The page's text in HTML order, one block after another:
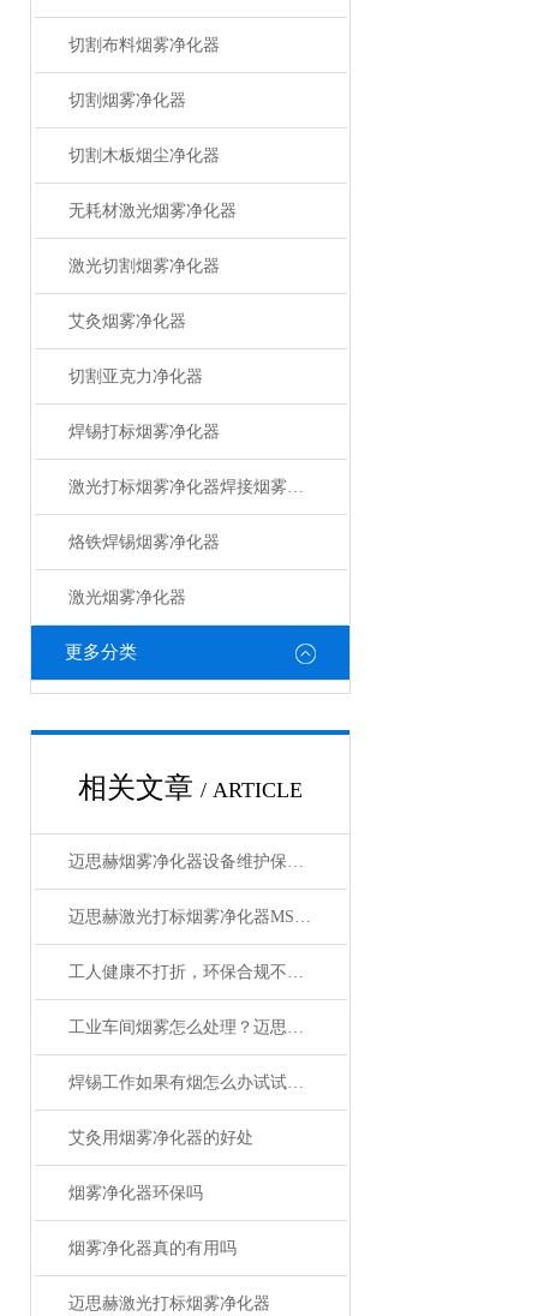
切割布料烟雾净化器
切割烟雾净化器
切割木板烟尘净化器
无耗材激光烟雾净化器
激光切割烟雾净化器
艾灸烟雾净化器
切割亚克力净化器
焊锡打标烟雾净化器
激光打标烟雾净化器焊接烟雾净化器
烙铁焊锡烟雾净化器
激光烟雾净化器
更多分类
相关文章 / ARTICLE
迈思赫烟雾净化器设备维护保养技巧
迈思赫激光打标烟雾净化器MS-A011
工人健康不打折，环保合规不踩雷-迈思赫净化器
工业车间烟雾怎么处理？迈思赫烟雾净化器，多重过滤，守护呼吸健康
焊锡工作如果有烟怎么办试试迈思赫烟雾净化器
艾灸用烟雾净化器的好处
烟雾净化器环保吗
烟雾净化器真的有用吗
迈思赫激光打标烟雾净化器